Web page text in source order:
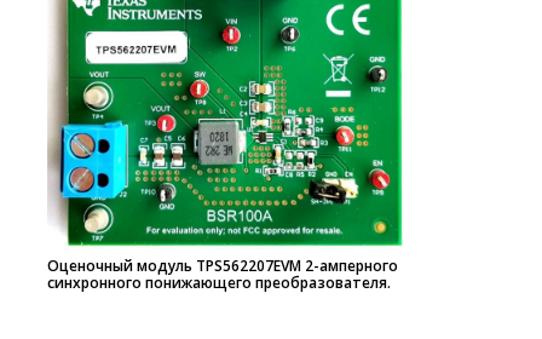
Оценочный модуль TPS562207EVM 2-амперного
синхронного понижающего преобразователя.